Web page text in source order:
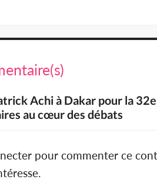
Achi à Dakar pour la
au cœur des débats
pour commenter ce